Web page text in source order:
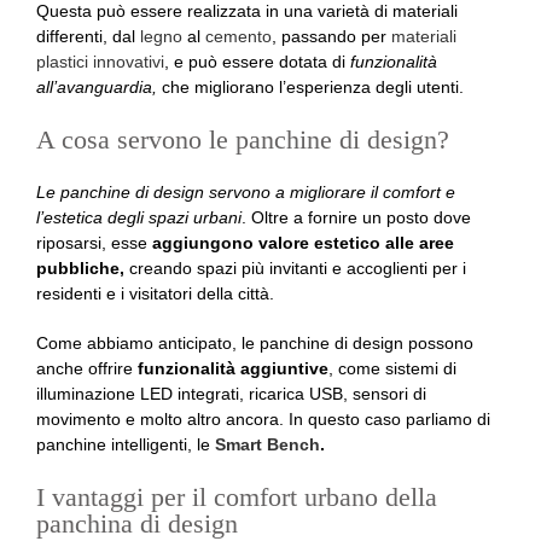
Questa può essere realizzata in una varietà di materiali
differenti, dal legnoal cemento, passando per materiali
plastici innovativi, e può essere dotata di funzionalità
all’avanguardia, che migliorano l’esperienza degli utenti.
A cosa servono le panchine di design?
Le panchine di design servono a migliorare il comfort e
l’estetica degli spazi urbani. Oltre a fornire un posto dove
riposarsi, esse aggiungono valore estetico alle aree
pubbliche, creando spazi più invitanti e accoglienti per i
residenti e i visitatori della città.
Come abbiamo anticipato, le panchine di design possono
anche offrirefunzionalità aggiuntive, come sistemi di
illuminazione LED integrati, ricarica USB, sensori di
movimento e molto altro ancora. In questo caso parliamo di
panchine intelligenti, le Smart Bench.
I vantaggi per il comfort urbano della
panchina di design